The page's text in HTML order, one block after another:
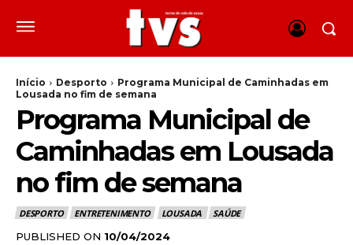
Início Desporto
Programa Municipal de Caminhadas em
Lousada no fim de semana
Programa Municipal de
Caminhadas em Lousada
no fim de semana
DESPORTO ENTRETENIMENTO LOUSADA SAÚDE
PUBLISHED ON 10/04/2024